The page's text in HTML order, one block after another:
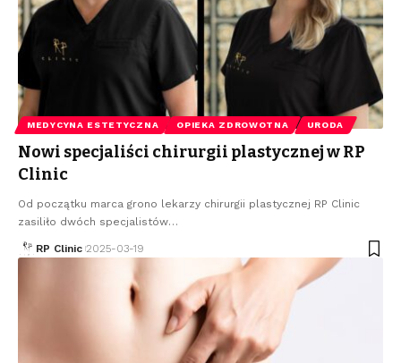
MEDYCYNA ESTETYCZNA OPIEKA ZDROWOTNA URODA
Nowi specjaliści chirurgii plastycznej w RP
Clinic
Od początku marca grono lekarzy chirurgii plastycznej RP Clinic
zasiliło dwóch specjalistów…
RP Clinic 2025-03-19